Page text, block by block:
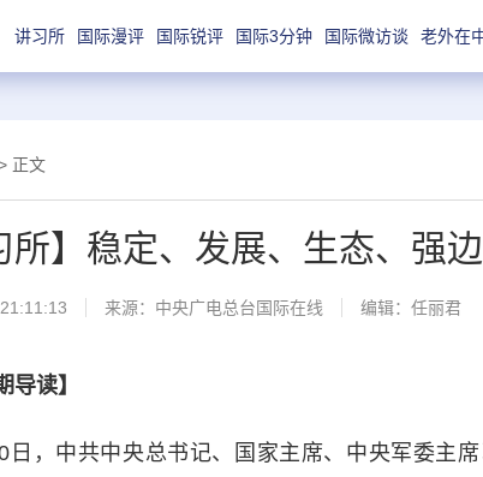
讲习所 国际漫评 国际锐评 国际3分钟 国际微访谈 老外在
正文
所】稳定、发展、生态、强
来源：中央广电总台国际在线 编辑：任丽君
导读】
中共中央总书记、国家主席、中央军委主席